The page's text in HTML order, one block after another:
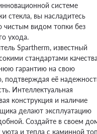
системе
стекла, вы насладитесь
чистым видом топки без
ухода.
Spartherm, известный
стандартами
гарантию на свою
подтверждая её
Интеллектуальная
конструкция и наличие
делают эксплуатацию
Создайте в своем
и тепла с каминной